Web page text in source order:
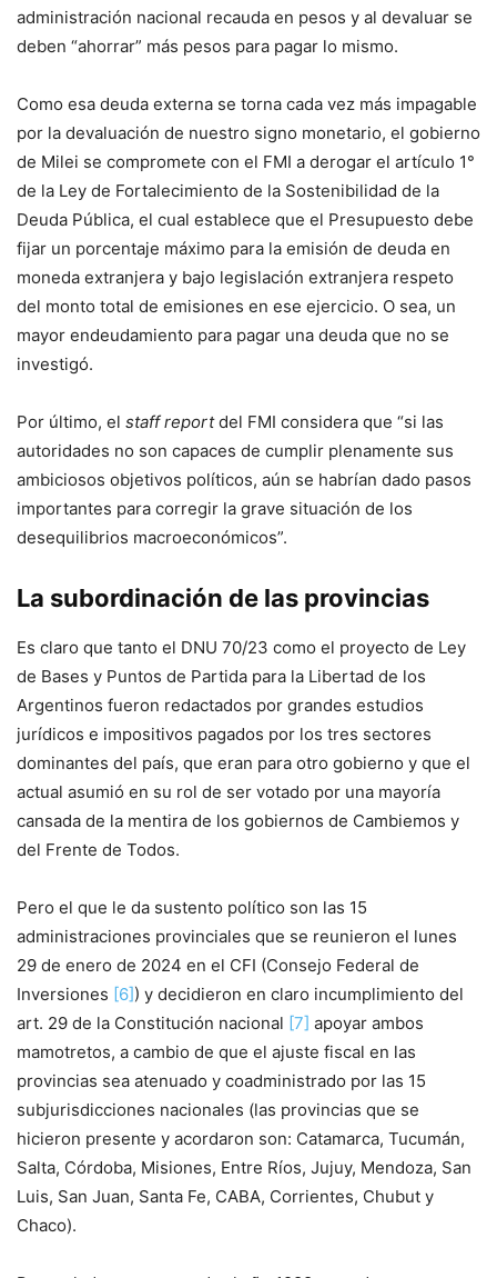
administración nacional recauda en pesos y al devaluar se
deben “ahorrar” más pesos para pagar lo mismo.
Como esa deuda externa se torna cada vez más impagable
por la devaluación de nuestro signo monetario, el gobierno
de Milei se compromete con el FMI a derogar el artículo 1°
de la Ley de Fortalecimiento de la Sostenibilidad de la
Deuda Pública, el cual establece que el Presupuesto debe
fijar un porcentaje máximo para la emisión de deuda en
moneda extranjera y bajo legislación extranjera respeto
del monto total de emisiones en ese ejercicio. O sea, un
mayor endeudamiento para pagar una deuda que no se
investigó.
Por último, el staff reportdel FMI considera que “si las
autoridades no son capaces de cumplir plenamente sus
ambiciosos objetivos políticos, aún se habrían dado pasos
importantes para corregir la grave situación de los
desequilibrios macroeconómicos”.
La subordinación de las provincias
Es claro que tanto el DNU 70/23 como el proyecto de Ley
de Bases y Puntos de Partida para la Libertad de los
Argentinos fueron redactados por grandes estudios
jurídicos e impositivos pagados por los tres sectores
dominantes del país, que eran para otro gobierno y que el
actual asumió en su rol de ser votado por una mayoría
cansada de la mentira de los gobiernos de Cambiemos y
del Frente de Todos.
Pero el que le da sustento político son las 15
administraciones provinciales que se reunieron el lunes
29 de enero de 2024 en el CFI (Consejo Federal de
Inversiones [6]) y decidieron en claro incumplimiento del
art. 29 de la Constitución nacional [7] apoyar ambos
mamotretos, a cambio de que el ajuste fiscal en las
provincias sea atenuado y coadministrado por las 15
subjurisdicciones nacionales (las provincias que se
hicieron presente y acordaron son: Catamarca, Tucumán,
Salta, Córdoba, Misiones, Entre Ríos, Jujuy, Mendoza, San
Luis, San Juan, Santa Fe, CABA, Corrientes, Chubut y
Chaco).